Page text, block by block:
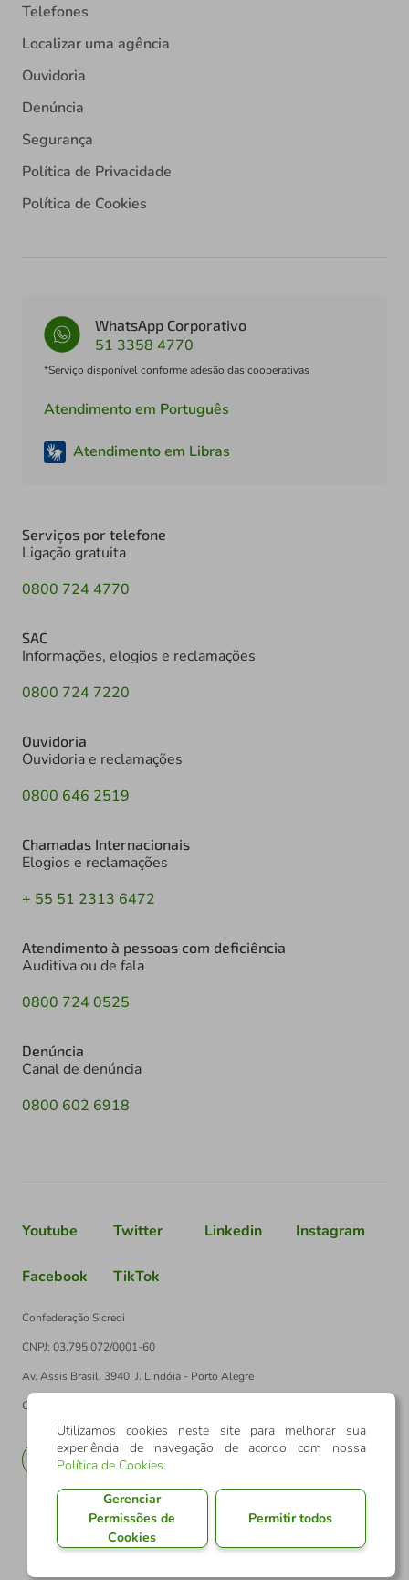
Telefones
Localizar uma agência
Ouvidoria
Denúncia
Segurança
Política de Privacidade
Política de Cookies
WhatsApp Corporativo
51 3358 4770
*Serviço disponível conforme adesão das cooperativas
Atendimento em Português
Atendimento em Libras
Serviços por telefone
Ligação gratuita
0800 724 4770
SAC
Informações, elogios e reclamações
0800 724 7220
Ouvidoria
Ouvidoria e reclamações
0800 646 2519
Chamadas Internacionais
Elogios e reclamações
+ 55 51 2313 6472
Atendimento à pessoas com deficiência
Auditiva ou de fala
0800 724 0525
Denúncia
Canal de denúncia
0800 602 6918
Youtube Twitter Linkedin Instagram
Facebook TikTok
Confederação Sicredi
CNPJ: 03.795.072/0001-60
Av. Assis Brasil, 3940, J. Lindóia - Porto Alegre
CEP: 91010-003
EN
Utilizamos cookies neste site para melhorar sua
experiência de navegação de acordo com nossa
Política de Cookies.
Gerenciar
Permissões de
Cookies
Permitir todos